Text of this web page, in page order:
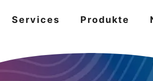
Services Produkte